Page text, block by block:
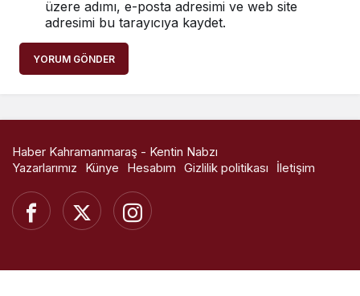
üzere adımı, e-posta adresimi ve web site
adresimi bu tarayıcıya kaydet.
YORUM GÖNDER
Haber Kahramanmaraş - Kentin Nabzı
Yazarlarımız
Künye Hesabım Gizlilik politikası İletişim